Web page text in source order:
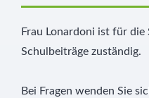
Frau Lonardoni ist für
Schulbeiträge zuständig.
Bei Fragen wenden Sie